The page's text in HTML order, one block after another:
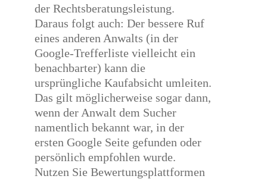
der Rechtsberatungsleistung.
Daraus folgt auch: Der bessere Ruf
eines anderen Anwalts (in der
Google-Trefferliste vielleicht ein
benachbarter) kann die
ursprüngliche Kaufabsicht umleiten.
Das gilt möglicherweise sogar dann,
wenn der Anwalt dem Sucher
namentlich bekannt war, in der
ersten Google Seite gefunden oder
persönlich empfohlen wurde.
Nutzen Sie Bewertungsplattformen